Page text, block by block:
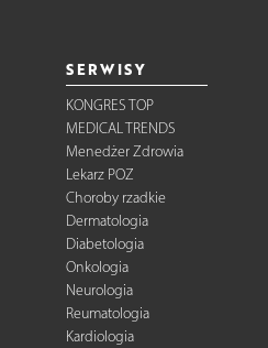
SERWISY
KONGRES TOP
MEDICAL TRENDS
Menedżer Zdrowia
Lekarz POZ
Choroby rzadkie
Dermatologia
Diabetologia
Onkologia
Neurologia
Reumatologia
Kardiologia